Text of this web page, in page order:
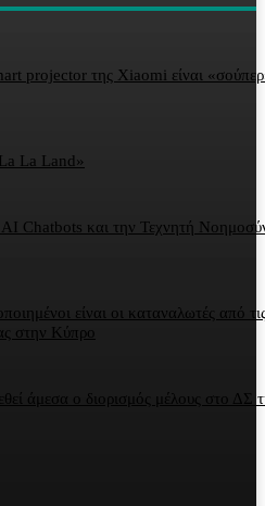
projector της Xiaomi είναι
La Land»
Chatbots και την Τεχνητή
είναι οι καταναλωτές από
στην Κύπρο
άμεσα ο διορισμός μέλους στο ΔΣ